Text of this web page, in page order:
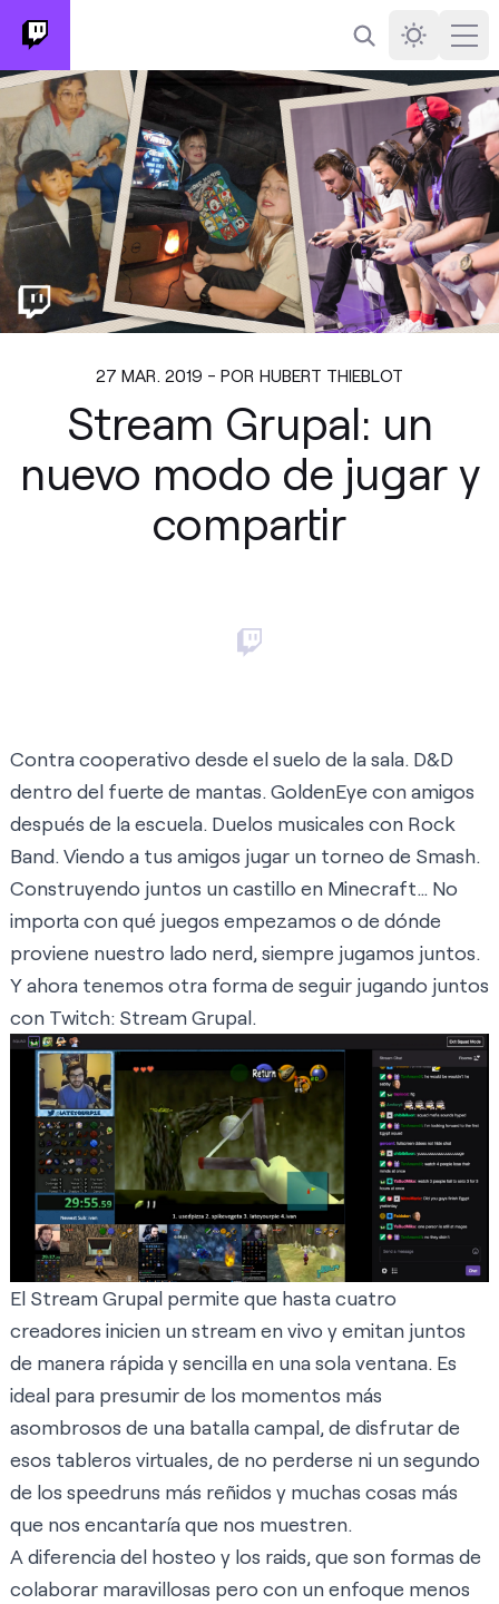
Buscar Darkmode
27 MAR. 2019 - POR HUBERT THIEBLOT
Stream Grupal: un
nuevo modo de jugar y
compartir
Contra cooperativo desde el suelo de la sala. D&D
dentro del fuerte de mantas. GoldenEye con amigos
después de la escuela. Duelos musicales con Rock
Band. Viendo a tus amigos jugar un torneo de Smash.
Construyendo juntos un castillo en Minecraft… No
importa con qué juegos empezamos o de dónde
proviene nuestro lado nerd, siempre jugamos juntos.
Y ahora tenemos otra forma de seguir jugando juntos
con Twitch: Stream Grupal.
El Stream Grupal permite que hasta cuatro
creadores inicien un stream en vivo y emitan juntos
de manera rápida y sencilla en una sola ventana. Es
ideal para presumir de los momentos más
asombrosos de una batalla campal, de disfrutar de
esos tableros virtuales, de no perderse ni un segundo
de los speedruns más reñidos y muchas cosas más
que nos encantaría que nos muestren.
A diferencia del hosteo y los raids, que son formas de
colaborar maravillosas pero con un enfoque menos